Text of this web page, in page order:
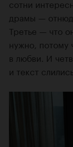
сотни
драмы —
Третье — что
нужно, потому
в любви. И
и текст